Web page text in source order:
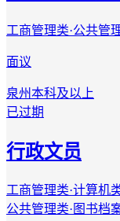
工商管理类·公共管
面议
泉州本科及以上
已过期
行政文员
工商管理类·计算机
公共管理类·图书档